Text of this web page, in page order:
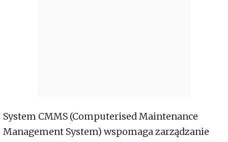
System CMMS (Computerised Maintenance
Management System) wspomaga zarządzanie